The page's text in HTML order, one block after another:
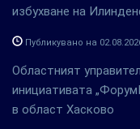
избухване на
Публикувано на
Областният
инициативата
в област Хасково